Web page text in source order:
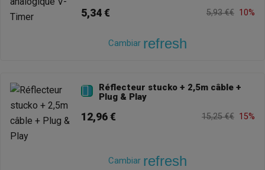
5,34 € 5,93 €€ 10%
Cambiar refresh

Réflecteur stucko + 2,5m câble +
Plug & Play
12,96 € 15,25 €€ 15%
Cambiar refresh